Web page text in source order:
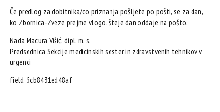
Če predlog za dobitnika/co priznanja pošljete po pošti, se za dan,
ko Zbornica-Zveze prejme vlogo, šteje dan oddaje na pošto.
Nada Macura Višić, dipl. m. s.
Predsednica Sekcije medicinskih sester in zdravstvenih tehnikov v
urgenci
field_5cb8431ed48af